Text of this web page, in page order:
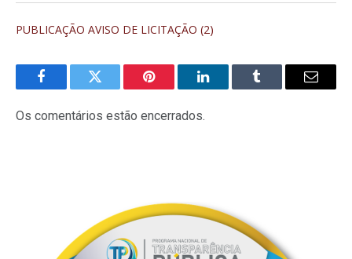
PUBLICAÇÃO AVISO DE LICITAÇÃO (2)
FacebookTwitter Pinterest LinkedInTumblr
E-
Os comentários estão encerrados.